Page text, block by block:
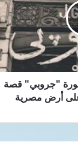
"جروبي" قصة
أرض مصرية